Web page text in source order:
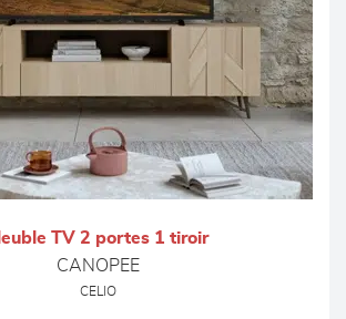
TV 2 portes 1 tiroir
CANOPEE
CELIO